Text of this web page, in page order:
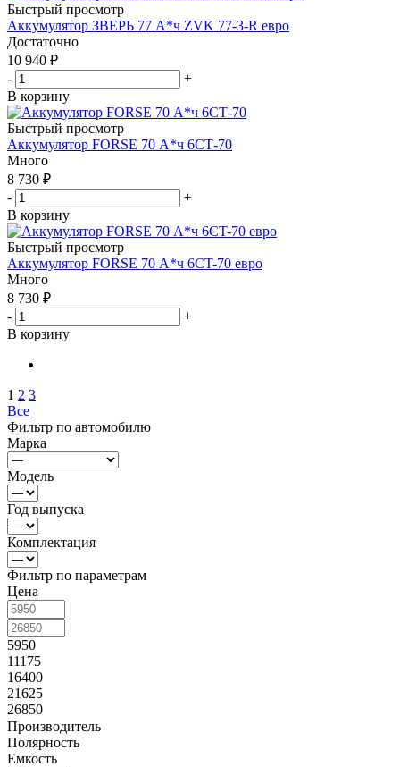
Быстрый просмотр
Аккумулятор ЗВЕРЬ 77 А*ч ZVK 77-3-R евро
Достаточно
10 940 ₽
-
+
В корзину
Быстрый просмотр
Аккумулятор FORSE 70 А*ч 6СТ-70
Много
8 730 ₽
-
+
В корзину
Быстрый просмотр
Аккумулятор FORSE 70 А*ч 6CT-70 евро
Много
8 730 ₽
-
+
В корзину
1 2 3
Все
Фильтр по автомобилю
Марка
Модель
Год выпуска
Комплектация
Фильтр по параметрам
Цена
5950
11175
16400
21625
26850
Производитель
Полярность
Емкость